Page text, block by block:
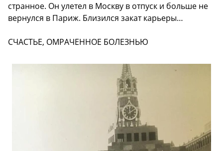
странное. Он улетел в Москву в отпуск и больше не
вернулся в Париж. Близился закат карьеры…
СЧАСТЬЕ, ОМРАЧЕННОЕ БОЛЕЗНЬЮ